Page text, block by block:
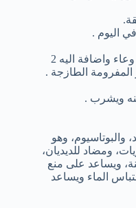
اليوم .
صب 4 أكواب من الماء البارد في وعاء واضافة اليه 2
الطازجة .
ويشرب .
والبوتاسيوم، وهو
ومضاد للديديان،
ويساعد على منع
الماء ويساعد